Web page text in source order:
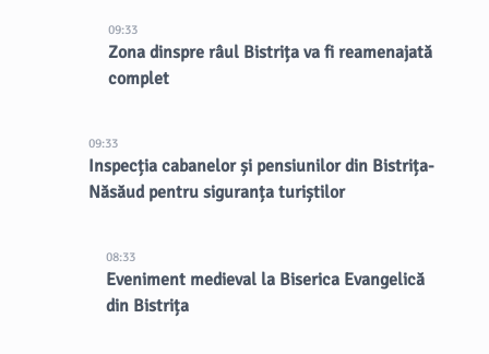
09:33
Zona dinspre râul Bistrița va fi reamenajată
complet
09:33
Inspecția cabanelor și pensiunilor din Bistrița-
Năsăud pentru siguranța turiștilor
08:33
Eveniment medieval la Biserica Evangelică
din Bistrița